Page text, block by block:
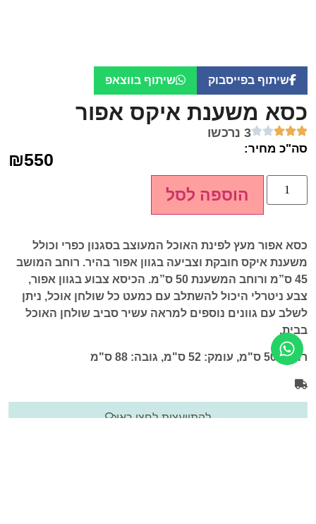
שיתוף בפייסבוק שיתוף בווצאפ
כסא משענת איקס אפור
3 נרכשו
סה"כ מחיר:
₪550
הוספה לסל
כסא אפור מעץ לפינת האוכל המעוצב בסגנון כפרי וכולל
משענת איקס חובקת וצביעה בגוון אפור בהיר. רוחב המושב
45 ס”מ ורוחב המשענת 50 ס”מ. הכיסא צבוע בגוון אפור,
צבע ניטרלי היכול להשתלב עם כמעט כל שולחן אוכל, ניתן
לשלב עם גוונים נוספים למראה עשיר סביב שולחן האוכל
בבית.
רוחב: 50 ס"מ, עומק: 52 ס"מ, גובה: 88 ס"מ
להתייעצות לחצו כאן